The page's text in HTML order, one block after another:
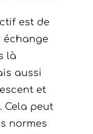
est de
échange
là
aussi
et
Cela peut
normes